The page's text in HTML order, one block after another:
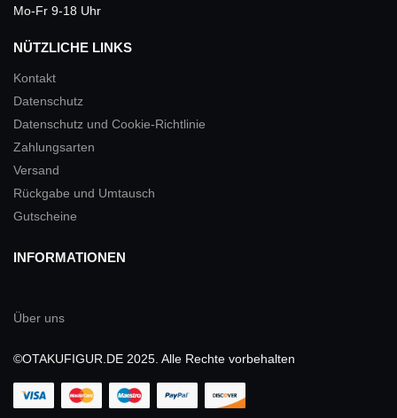
Mo-Fr 9-18 Uhr
NÜTZLICHE LINKS
Kontakt
Datenschutz
Datenschutz und Cookie-Richtlinie
Zahlungsarten
Versand
Rückgabe und Umtausch
Gutscheine
INFORMATIONEN
Über uns
©OTAKUFIGUR.DE 2025. Alle Rechte vorbehalten